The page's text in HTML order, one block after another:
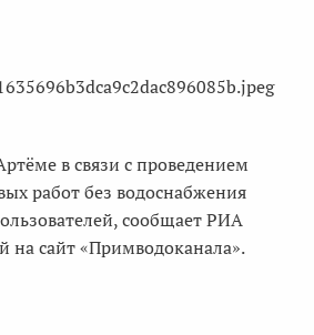
в связи с проведением
работ без водоснабжения
сообщает РИА
на сайт «Примводоканала».